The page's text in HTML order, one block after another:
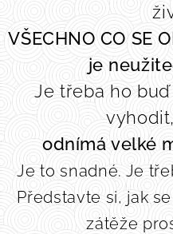
VŠECHNO CO SE
je
Je třeba ho
odnímávelké
Je to snadné. Je
Představte si, jak
zátěže